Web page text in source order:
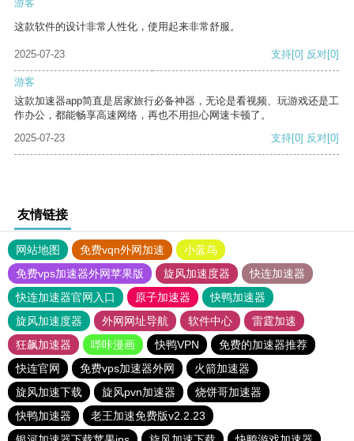
游客
这款软件的设计非常人性化，使用起来非常舒服。
2025-07-23 支持[0] 反对[0]
游客
这款加速器app简直是居家旅行必备神器，无论是看视频、玩游戏还是工
作办公，都能畅享高速网络，再也不用担心网速卡顿了。
2025-07-23
支持[0] 反对[0]
友情链接
网站地图 免费vqn外网加速
小蓝鸟
免费vps加速器外网苹果版
旋风加速度器
快连加速器
快连加速器官网入口
原子加速器
快鸭加速器
旋风加速度器
外网网址导航 软件中心
雷霆加速
狂飙加速器
哔咔漫画 快鸭VPN
免费的加速器推荐
快连官网
免费vps加速器外网
火箭加速器
旋风加速下载
旋风pvn加速器
烧饼哥加速器
快鸭加速器
老王加速免费版v2.2.23